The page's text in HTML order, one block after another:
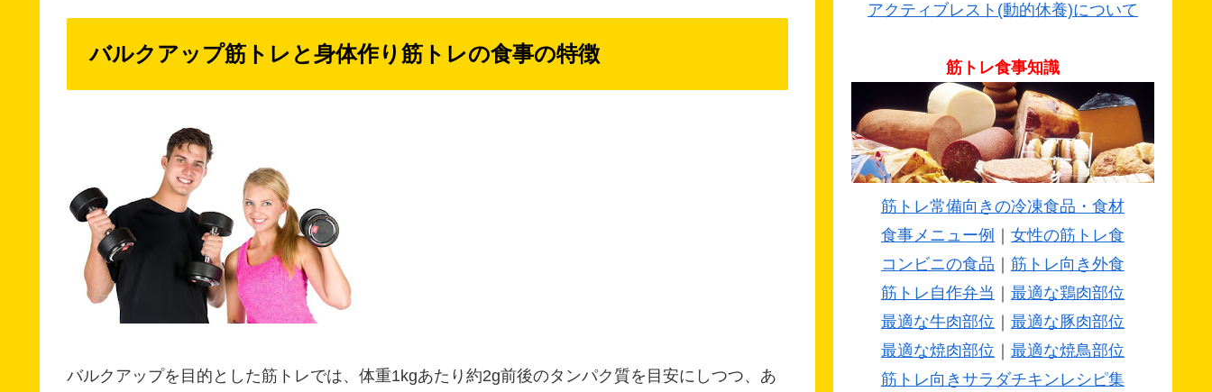
バルクアップ筋トレと身体作り筋トレの食事の特徴
バルクアップを目的とした筋トレでは、体重1kgあたり約2g前後のタンパク質を目安にしつつ、あ
アクティブレスト(動的休養)について
筋トレ食事知識
筋トレ常備向きの冷凍食品・食材
食事メニュー例
女性の筋トレ食
コンビニの食品
筋トレ向き外食
筋トレ自作弁当
最適な鶏肉部位
最適な牛肉部位
最適な豚肉部位
最適な焼肉部位
最適な焼鳥部位
筋トレ向きサラダチキンレシピ集